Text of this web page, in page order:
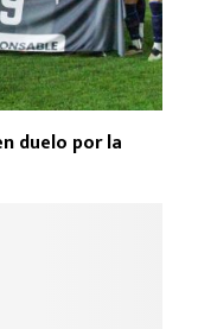
duelo por la